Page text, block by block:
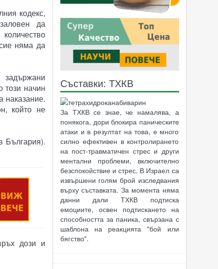
кодекс,
да
няма да
този начин
наказание.
който не
България).
дози и
Съставки: ТХКВ
За ТХКВ се знае, че намалява, а
понякога, дори блокира паническите
атаки и в резултат на това, е много
силно ефективен в контролирането
на пост-травматичен стрес и други
ментални проблеми, включително
безспокойствие и стрес. В Израел са
извършени голям брой изследвания
върху съставката. За момента няма
данни дали ТХКВ подтиска
емоциите, освен подтискането на
способността за паника, свързана с
шаблона на реакцията "бой или
бягство".